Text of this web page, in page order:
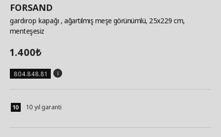
FORSAND
gardırop kapağı , ağartılmış meşe görünümlü, 25x229 cm,
menteşesiz
1.400₺
804.848.81
10 yıl garanti